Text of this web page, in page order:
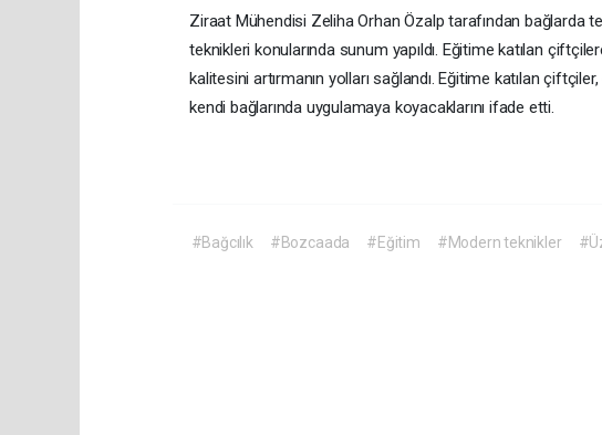
Ziraat Mühendisi Zeliha Orhan Özalp tarafından bağlarda
teknikleri konularında sunum yapıldı. Eğitime katılan
kalitesini artırmanın yolları sağlandı. Eğitime katılan
kendi bağlarında uygulamaya koyacaklarını ifade etti.
#Bağcılık #Bozcaada #Eğitim #Modern teknikler